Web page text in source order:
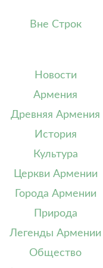
Вне Строк
Новости
Армения
Древняя Армения
История
Культура
Церкви Армении
Города Армении
Природа
Легенды Армении
Общество